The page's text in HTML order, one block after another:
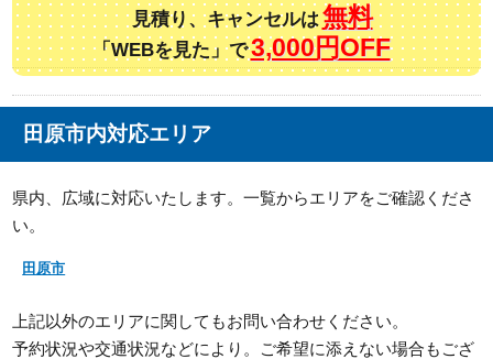
見積り、キャンセルは 無料
「WEBを見た」で3,000円OFF
田原市内対応エリア
県内、広域に対応いたします。一覧からエリアをご確認くださ
い。
田原市
上記以外のエリアに関してもお問い合わせください。
予約状況や交通状況などにより。ご希望に添えない場合もござ